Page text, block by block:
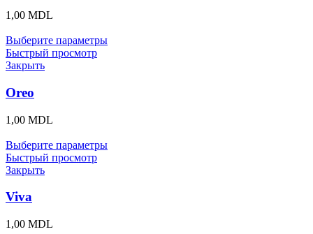
1,00 MDL
Выберите параметры
Быстрый просмотр
Закрыть
Oreo
1,00 MDL
Выберите параметры
Быстрый просмотр
Закрыть
Viva
1,00 MDL